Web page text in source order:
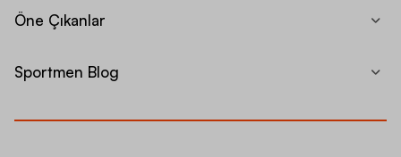
Öne Çıkanlar
Sportmen Blog